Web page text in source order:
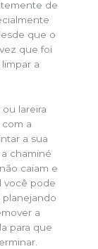
de
que o
que foi
a
ou lareira
a
a sua
chaminé
caiam e
você pode
planejando
a
para que